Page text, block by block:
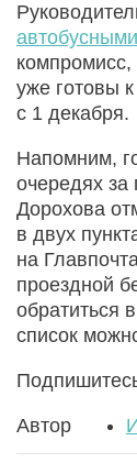
уже готовы
с 1 декабря.
Напомним,
очередях
Дорохова
в двух
на
проездной
обратиться
список
Автор